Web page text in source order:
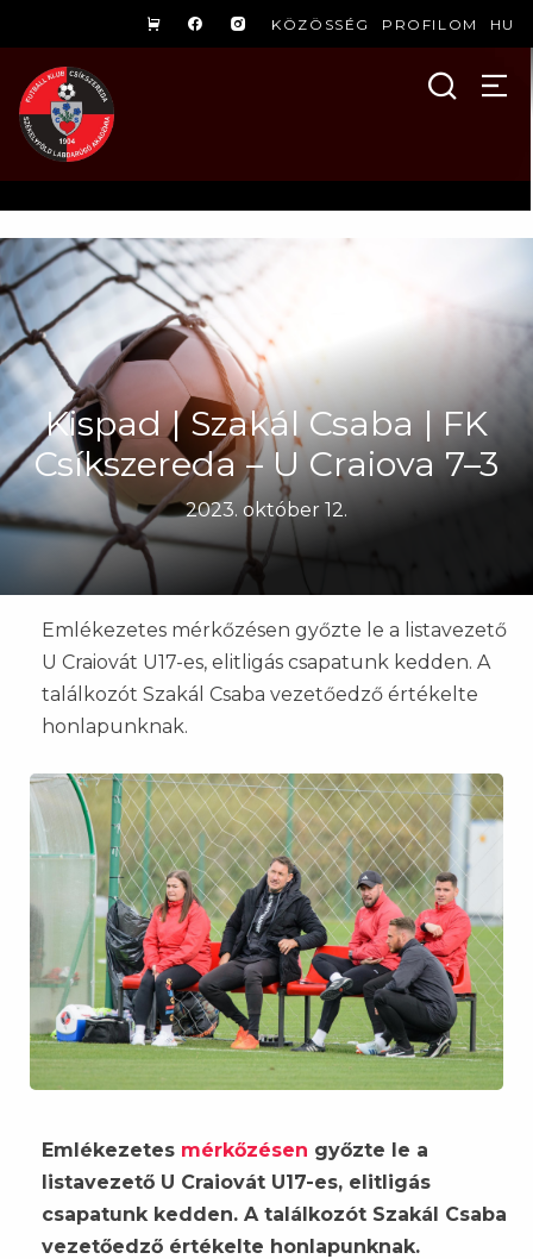
KÖZÖSSÉG PROFILOM HU
Kispad | Szakál Csaba | FK
Csíkszereda – U Craiova 7–3
2023. október 12.
Emlékezetes mérkőzésen győzte le a listavezető
U Craiovát U17-es, elitligás csapatunk kedden. A
találkozót Szakál Csaba vezetőedző értékelte
honlapunknak.
Emlékezetes mérkőzésen győzte le a
listavezető U Craiovát U17-es, elitligás
csapatunk kedden. A találkozót Szakál Csaba
vezetőedző értékelte honlapunknak.